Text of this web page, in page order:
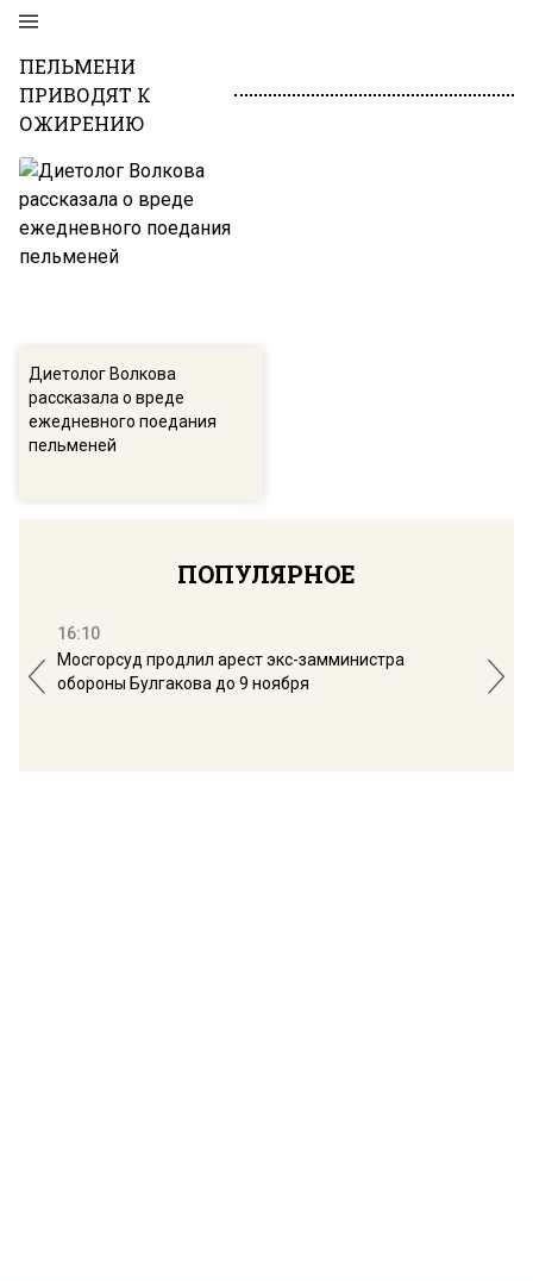
ПЕЛЬМЕНИ
ПРИВОДЯТ К
ОЖИРЕНИЮ
Диетолог Волкова
рассказала о вреде
ежедневного поедания
пельменей
ПОПУЛЯРНОЕ
16:10
Мосгорсуд продлил арест экс-замминистра
обороны Булгакова до 9 ноября